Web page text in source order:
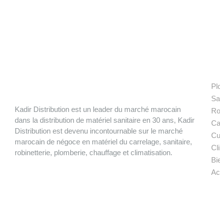
Kadir Distribution est un leader du marché marocain
dans la distribution de matériel sanitaire en 30 ans, Kadir
Distribution est devenu incontournable sur le marché
marocain de négoce en matériel du carrelage, sanitaire,
robinetterie, plomberie, chauffage et climatisation.